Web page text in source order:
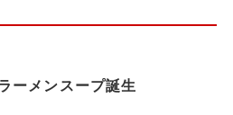
ーメンスープ誕生